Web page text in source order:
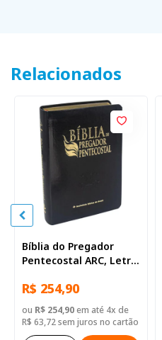
Relacionados
Bíblia do Pregador
Pentecostal ARC, Letra
com índice, Capa Couro
Sintético Preta Nobre
R$ 254,90
ou R$ 254,90em até 4x de
R$ 63,72 sem juros no cartão